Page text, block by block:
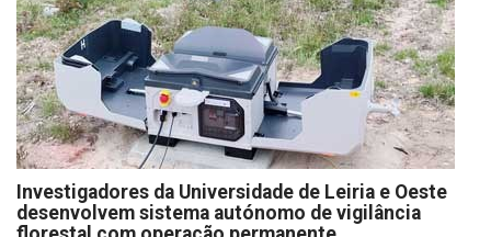
Investigadores da Universidade de Leiria e Oeste
desenvolvem sistema autónomo de vigilância